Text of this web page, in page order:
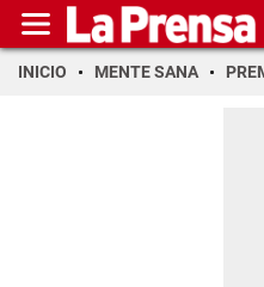
INICIO MENTE SANA